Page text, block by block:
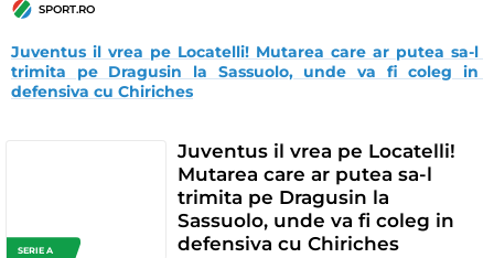
SPORT.RO
Juventus il vrea pe Locatelli! Mutarea care ar putea sa-l
trimita pe Dragusin la Sassuolo, unde va fi coleg in
defensiva cu Chiriches
SERIE A
Juventus il vrea pe Locatelli!
Mutarea care ar putea sa-l
trimita pe Dragusin la
Sassuolo, unde va fi coleg in
defensiva cu Chiriches